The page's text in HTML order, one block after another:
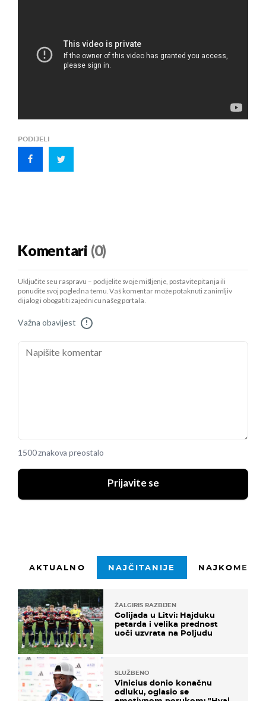
PODIJELI
Komentari (0)
Uključite se u raspravu – podijelite svoje mišljenje, postavite pitanja ili
ponudite svoj pogled na temu. Vaš komentar može potaknuti zanimljiv
dijalog i obogatiti zajednicu našeg portala.
Važna obavijest !
1500 znakova preostalo
Prijavite se
AKTUALNO NAJČITANIJE
ŽALGIRIS RAZBIJEN
Golijada u Litvi: Hajduku
petarda i velika prednost
uoči uzvrata na Poljudu
SLUŽBENO
Vinicius donio konačnu
odluku, oglasio se